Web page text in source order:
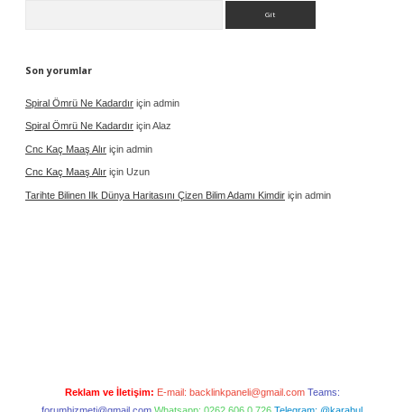
Son yorumlar
Spiral Ömrü Ne Kadardır için admin
Spiral Ömrü Ne Kadardır içinAlaz
Cnc Kaç Maaş Alır için admin
Cnc Kaç Maaş Alır için Uzun
Tarihte Bilinen Ilk Dünya Haritasını Çizen Bilim Adamı Kimdir için admin
Reklam ve İletişim: E-mail: backlinkpaneli@gmail.com Teams: